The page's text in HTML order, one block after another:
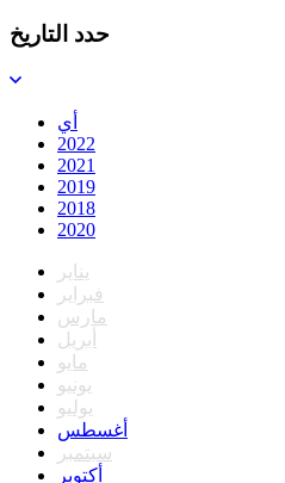
حدد التاريخ
أي
2022
2021
2019
2018
2020
يناير
فبراير
مارس
أبريل
مايو
يونيو
يوليو
أغسطس
سبتمبر
أكتوبر